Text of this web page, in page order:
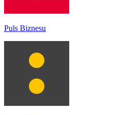
Puls Biznesu